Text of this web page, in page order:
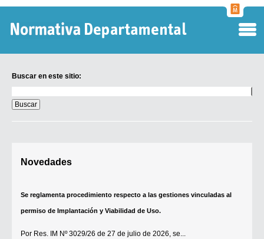
Buscar en este sitio:
en
este
sitio:
Novedades
Se reglamenta procedimiento respecto a las gestiones vinculadas al
permiso de Implantación y Viabilidad de Uso.
Por Res. IM Nº 3029/26 de 27 de julio de 2026, se...